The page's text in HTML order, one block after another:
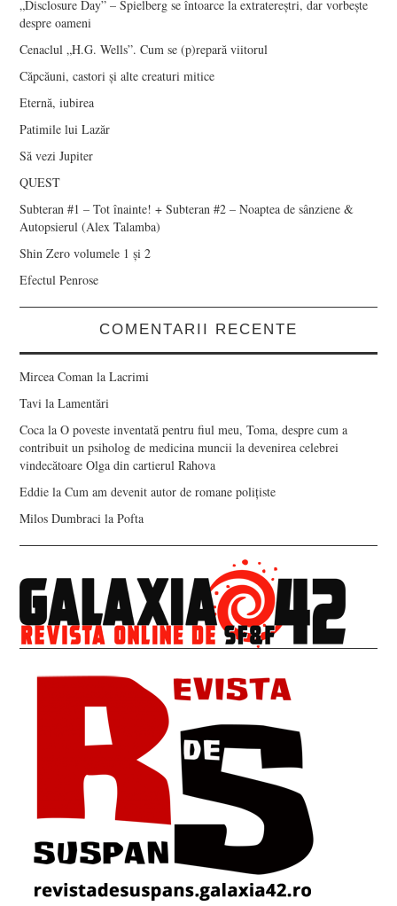
„Disclosure Day” – Spielberg se întoarce la extratereștri, dar vorbește
despre oameni
Cenaclul „H.G. Wells”. Cum se (p)repară viitorul
Căpcăuni, castori și alte creaturi mitice
Eternă, iubirea
Patimile lui Lazăr
Să vezi Jupiter
QUEST
Subteran #1 – Tot înainte! + Subteran #2 – Noaptea de sânziene &
Autopsierul (Alex Talamba)
Shin Zero volumele 1 și 2
Efectul Penrose
COMENTARII RECENTE
Mircea Coman laLacrimi
Tavi laLamentări
Coca laO poveste inventată pentru fiul meu, Toma, despre cum a
contribuit un psiholog de medicina muncii la devenirea celebrei
vindecătoare Olga din cartierul Rahova
Eddie laCum am devenit autor de romane polițiste
Milos Dumbraci laPofta